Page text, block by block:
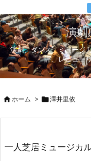
演劇
演劇、ダンス、ミュージ
評、レビュー
ホーム > 澤井里依
一人芝居ミュージカ